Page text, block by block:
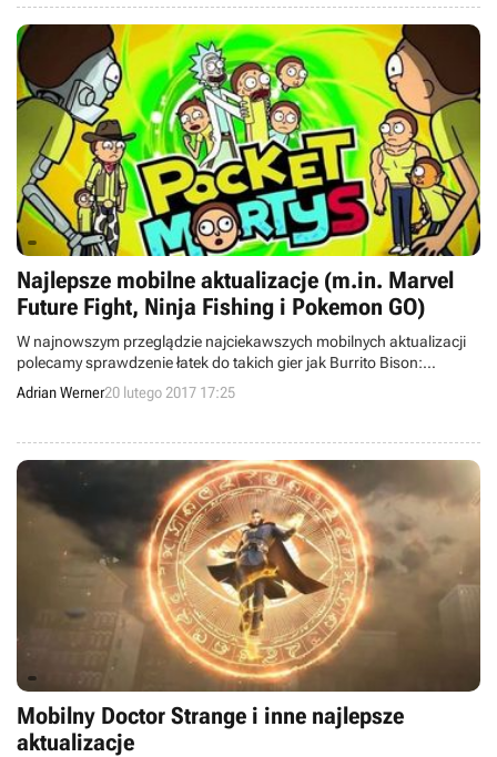
Najlepsze mobilne aktualizacje (m.in. Marvel
Future Fight, Ninja Fishing i Pokemon GO)
W najnowszym przeglądzie najciekawszych mobilnych aktualizacji
polecamy sprawdzenie łatek do takich gier jak Burrito Bison:
Launcha Libre, Pokemon GO, Rick and Morty: Pocket Mortys, Marvel
Future Fight czy Ninja Fishing.
Adrian Werner20 lutego 2017 17:25
Mobilny Doctor Strange i inne najlepsze
aktualizacje